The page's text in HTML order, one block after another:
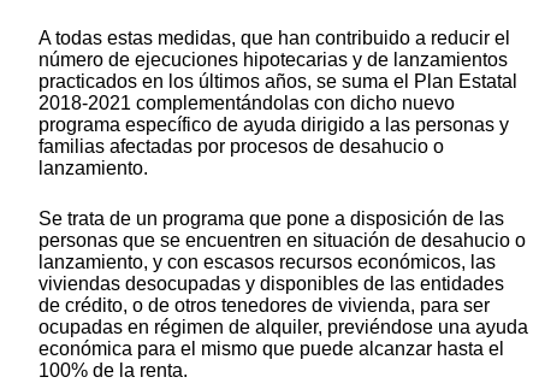
A todas estas medidas, que han contribuido a reducir el
número de ejecuciones hipotecarias y de lanzamientos
practicados en los últimos años, se suma el Plan Estatal
2018-2021 complementándolas con dicho nuevo
programa específico de ayuda dirigido a las personas y
familias afectadas por procesos de desahucio o
lanzamiento.
Se trata de un programa que pone a disposición de las
personas que se encuentren en situación de desahucio o
lanzamiento, y con escasos recursos económicos, las
viviendas desocupadas y disponibles de las entidades
de crédito, o de otros tenedores de vivienda, para ser
ocupadas en régimen de alquiler, previéndose una ayuda
económica para el mismo que puede alcanzar hasta el
100% de la renta.